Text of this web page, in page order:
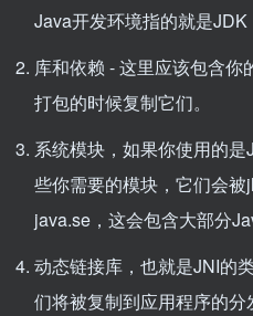
Java开发环境指的就是JDK
库和依赖 - 这里应该包含
打包的时候复制它们。
系统模块，如果你使用的
些你需要的模块，它们会
java.se，这会包含大部分
动态链接库，也就是JNI的
们将被复制到应用程序的分